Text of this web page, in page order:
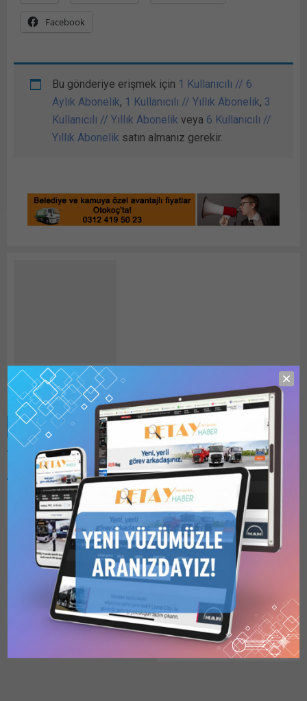
Facebook
Bu gönderiye erişmek için 1 Kullanıcılı // 6
Aylık Abonelik, 1 Kullanıcılı // Yıllık Abonelik, 3
Kullanıcılı // Yıllık Abonelik veya 6 Kullanıcılı //
Yıllık Abonelik satın almanız gerekir.
Detay HABER
Benzer Konular
Bu kategori yalnızca
üyeler tarafından
görüntülenebilir. Bu
kategoriyi
görüntülemek için1
Kullanıcılı // 6 Aylık
Abonelik
1 Kullanıcılı
// Yıllık Abonelik ,3
Kullanıcılı // Yıllık
Abonelik
veya
Kullanıcılı // Yıllık
Aboneliksatın alarak
kaydolun.
KARAYOLLARI 2.BÖLGE,
KAMULAŞTIRMA
İHALESİ AÇTI
Karayolları 2. Bölge (İzmir)
Müdürlüğü sınırları
dahilindeki muhtelif yol
güzergahlarına ait toplam
175 km’lik kamulaştırma
25.04.2026 0